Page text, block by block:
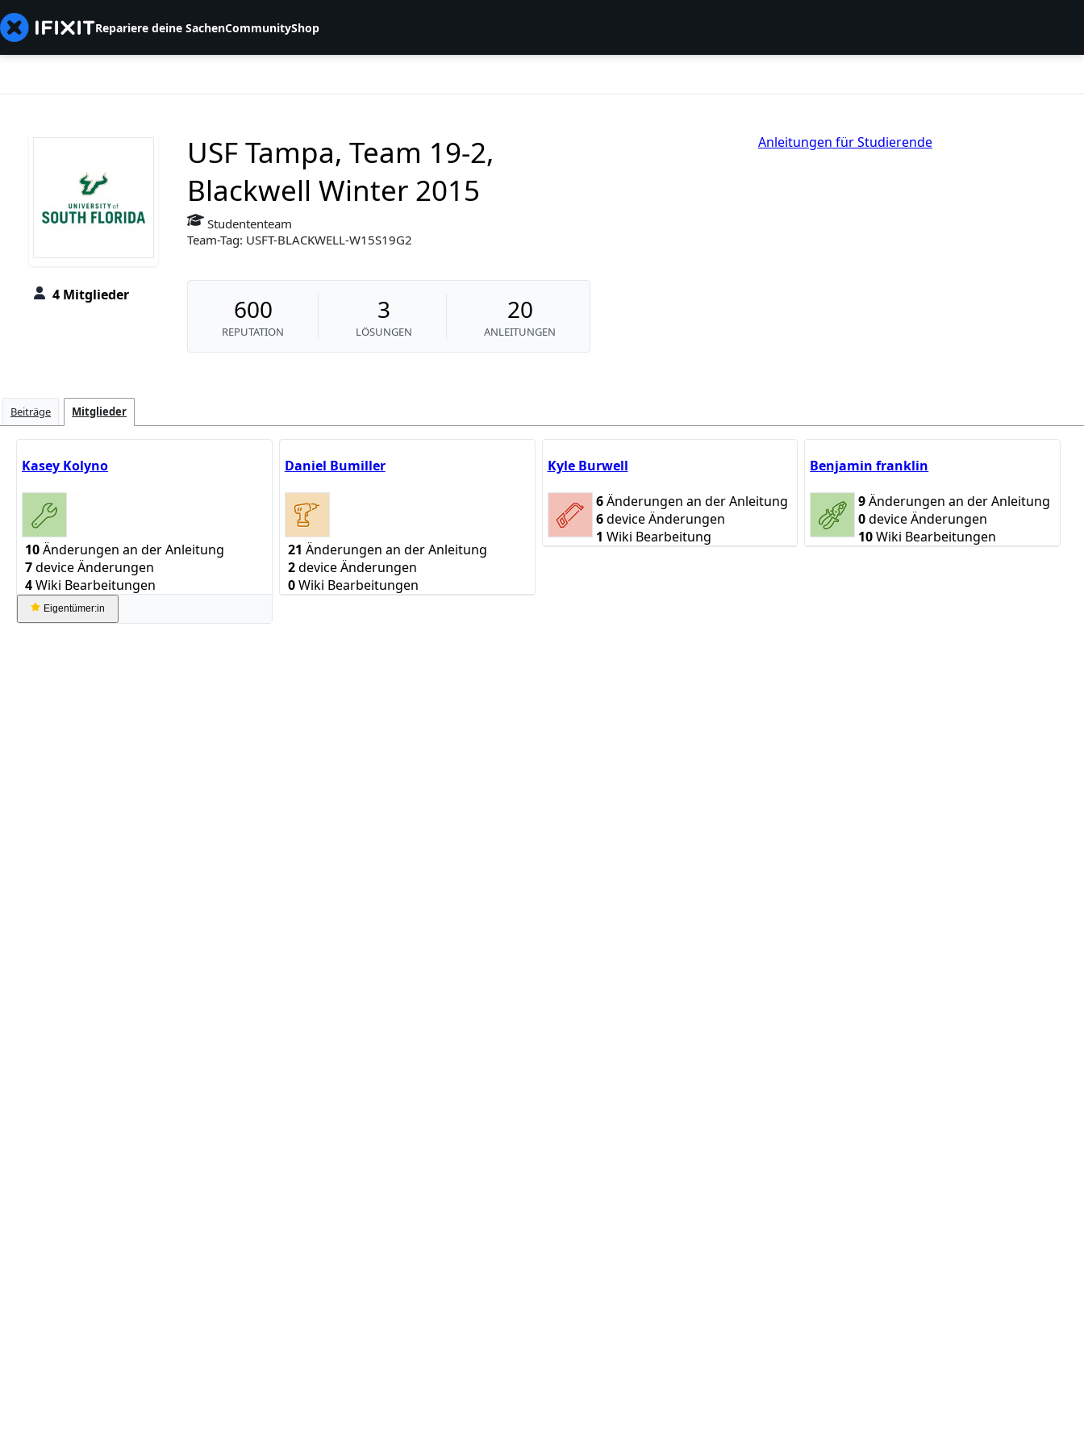
Repariere deine SachenCommunityShop
4 Mitglieder
USF Tampa, Team 19-2,
Blackwell Winter 2015
Studententeam
Team-Tag: USFT-BLACKWELL-W15S19G2
600
REPUTATION
3
LÖSUNGEN
20
ANLEITUNGEN
Anleitungen für Studierende
Beiträge Mitglieder
Kasey Kolyno
10Änderungen an der Anleitung
7device Änderungen
4Wiki Bearbeitungen
Eigentümer:in
Daniel Bumiller
21 Änderungen an der Anleitung
2device Änderungen
0Wiki Bearbeitungen
Kyle Burwell
6Änderungen an der Anleitung
6device Änderungen
1 Wiki Bearbeitung
Benjamin franklin
9Änderungen an der Anleitung
0device Änderungen
10Wiki Bearbeitungen